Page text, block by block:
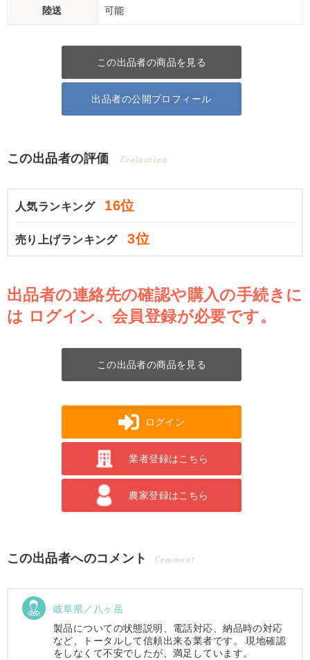
陸送 可能
この出品者の商品を見る
出品者の公開プロフィール
この出品者の評価 Evaluation
人気ランキング 16位
売り上げランキング 3位
出品者の連絡先の確認や購入の手続きに
は ログイン、会員登録が必要です。
この出品者の商品を見る
ログイン
業者登録はこちら
農家登録はこちら
この出品者へのコメント Comment
岐阜県／八ヶ岳
製品についての状態説明、電話対応、納品時の対応
など、トータルして信頼出来る業者です。 現地確認
をしなくて不安でしたが、満足しています。